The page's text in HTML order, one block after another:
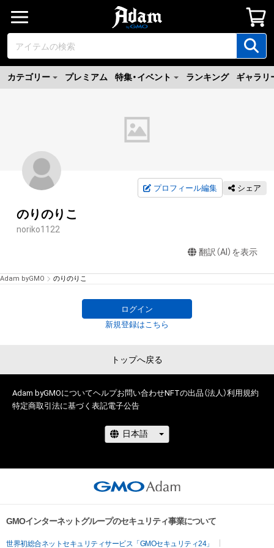
カテゴリー プレミアム 特集・イベント ランキング ギャラリ
プロフィール編集 シェア
のりのりこ
noriko1122
翻訳（AI）を表示
Adam byGMO のりのりこ
ログイン
新規登録はこちら
トップへ戻る
Adam byGMOについてヘルプお問い合わせNFTの出品（法人）利用規約
特定商取引法に基づく表記電子公告
GMOインターネットグループのセキュリティ事業について
世界初総合ネットセキュリティサービス「GMOセキュリティ24」